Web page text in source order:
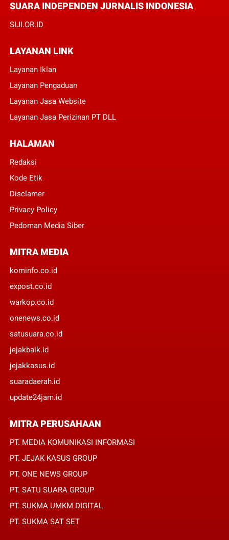
SUARA INDEPENDEN JURNALIS INDONESIA
SIJI.OR.ID
LAYANAN LINK
Layanan Iklan
Layanan Pengaduan
Layanan Jasa Website
Layanan Jasa Perizinan PT DLL
HALAMAN
Redaksi
Kode Etik
Disclamer
Privacy Policy
Pedoman Media Siber
MITRA MEDIA
kominfo.co.id
expost.co.id
warkop.co.id
onenews.co.id
satusuara.co.id
jejakbaik.id
jejakkasus.id
suaradaerah.id
update24jam.id
MITRA PERUSAHAAN
PT. MEDIA KOMUNIKASI INFORMASI
PT. JEJAK KASUS GROUP
PT. ONE NEWS GROUP
PT. SATU SUARA GROUP
PT. SUKMA UMKM DIGITAL
PT. SUKMA SAT SET